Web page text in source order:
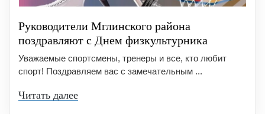
Руководители Мглинского района
поздравляют с Днем физкультурника
Уважаемые спортсмены, тренеры и все, кто любит
спорт! Поздравляем вас с замечательным ...
Читать далее